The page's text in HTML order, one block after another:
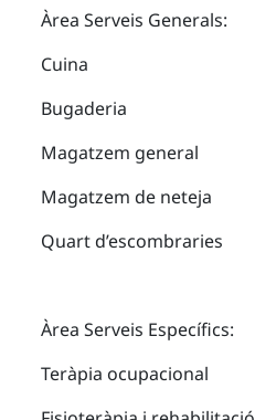
Àrea Serveis Generals:
Cuina
Bugaderia
Magatzem general
Magatzem de neteja
Quart d’escombraries
Àrea Serveis Específics:
Teràpia ocupacional